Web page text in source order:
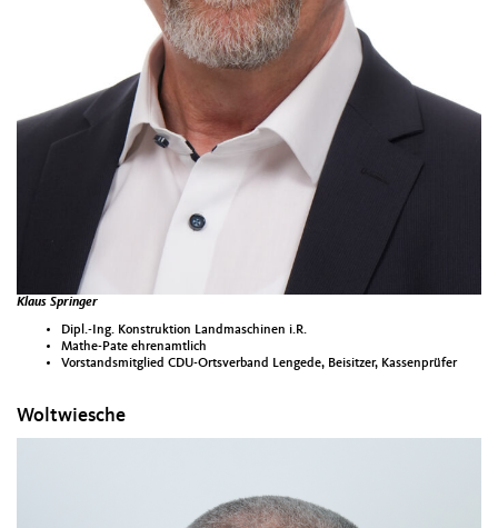
Klaus Springer
Dipl.-Ing. Konstruktion Landmaschinen i.R.
Mathe-Pate ehrenamtlich
Vorstandsmitglied CDU-Ortsverband Lengede, Beisitzer, Kassenprüfer
Woltwiesche